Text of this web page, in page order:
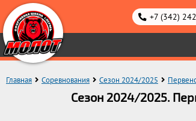
+7 (342)
Главная Соревнования Сезон 2024/2025
Сезон 2024/2025.